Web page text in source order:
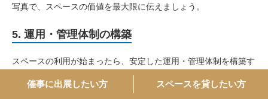
写真で、スペースの価値を最大限に伝えましょう。
5. 運用・管理体制の構築
スペースの利用が始まったら、安定した運用・管理体制を構築す
ることが重要です。具体的には、予約管理システム（オンライン
予約サイトやカレンダーツールなど）の導入、利用後の清掃・メ
催事に出展したい方 スペースを貸したい方